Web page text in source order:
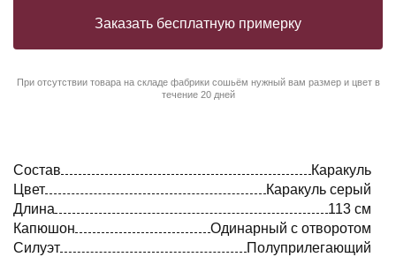
Заказать бесплатную примерку
При отсутствии товара на складе фабрики сошьём нужный вам размер и цвет в
течение 20 дней
Состав
Каракуль
Цвет
Каракуль серый
Длина
113 см
Капюшон
Одинарный с отворотом
Силуэт
Полуприлегающий